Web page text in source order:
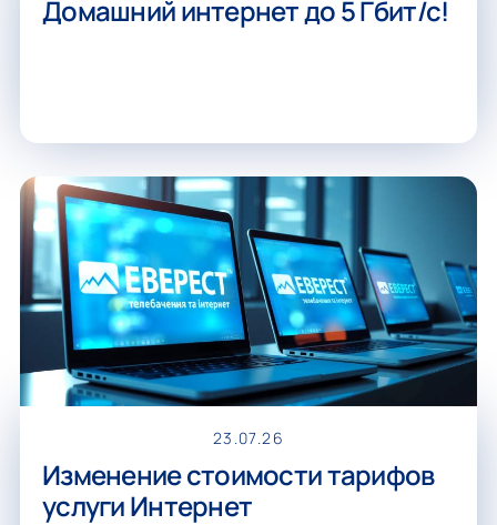
Домашний интернет до 5 Гбит/с!
23.07.26
Изменение стоимости тарифов
услуги Интернет